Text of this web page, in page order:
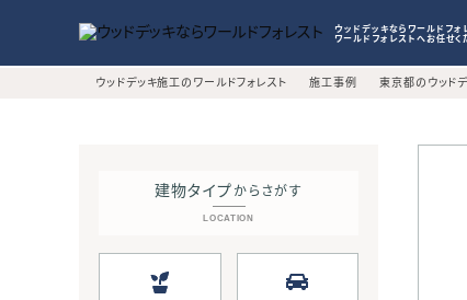
ウッドデッキならワールドフ
ワールドフォレストへお任せく
HOME
ワールドフォレストとは
ABOUT US
ウッドデッキの
PRICE
ウッドデッキ施工のワールドフォレスト 施工事例 東京都のウッド
建物タイプからさがす
LOCATION